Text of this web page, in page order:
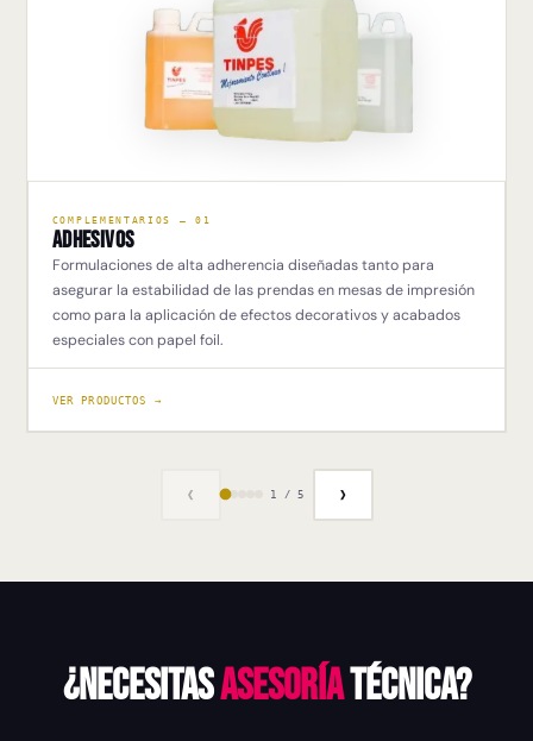
COMPLEMENTARIOS — 01
Adhesivos
Formulaciones de alta adherencia diseñadas tanto para
asegurar la estabilidad de las prendas en mesas de impresión
como para la aplicación de efectos decorativos y acabados
especiales con papel foil.
VER PRODUCTOS →
‹ 1 / 5 ›
¿Necesitasasesoríatécnica?